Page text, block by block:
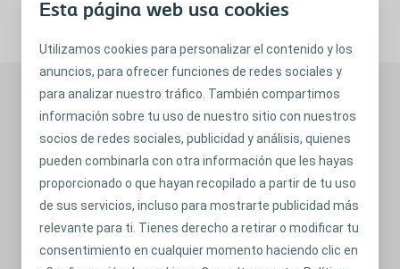
Esta página web usa cookies
Utilizamos cookies para personalizar el contenido y los
anuncios, para ofrecer funciones de redes sociales y
para analizar nuestro tráfico. También compartimos
información sobre tu uso de nuestro sitio con nuestros
socios de redes sociales, publicidad y análisis, quienes
pueden combinarla con otra información que les hayas
proporcionado o que hayan recopilado a partir de tu uso
de sus servicios, incluso para mostrarte publicidad más
relevante para ti. Tienes derecho a retirar o modificar tu
consentimiento en cualquier momento haciendo clic en
Compártelo en
Historias recomendadas